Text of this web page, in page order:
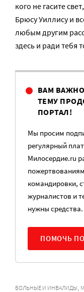
кого не гасите
Брюсу Уиллису и
любым другим
здесь и ради
ВАМ
ТЕМУ
ПОРТАЛ!
Мы просим
регулярный
Милосердие.ru
командировки,
журналистов и
нужны средства.
ПОМОЧЬ
БОЛЬНЫЕ И ИНВАЛИДЫ